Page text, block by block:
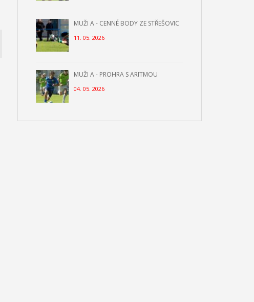
MUŽI A - CENNÉ BODY ZE STŘEŠOVIC
11. 05. 2026
MUŽI A - PROHRA S ARITMOU
04. 05. 2026